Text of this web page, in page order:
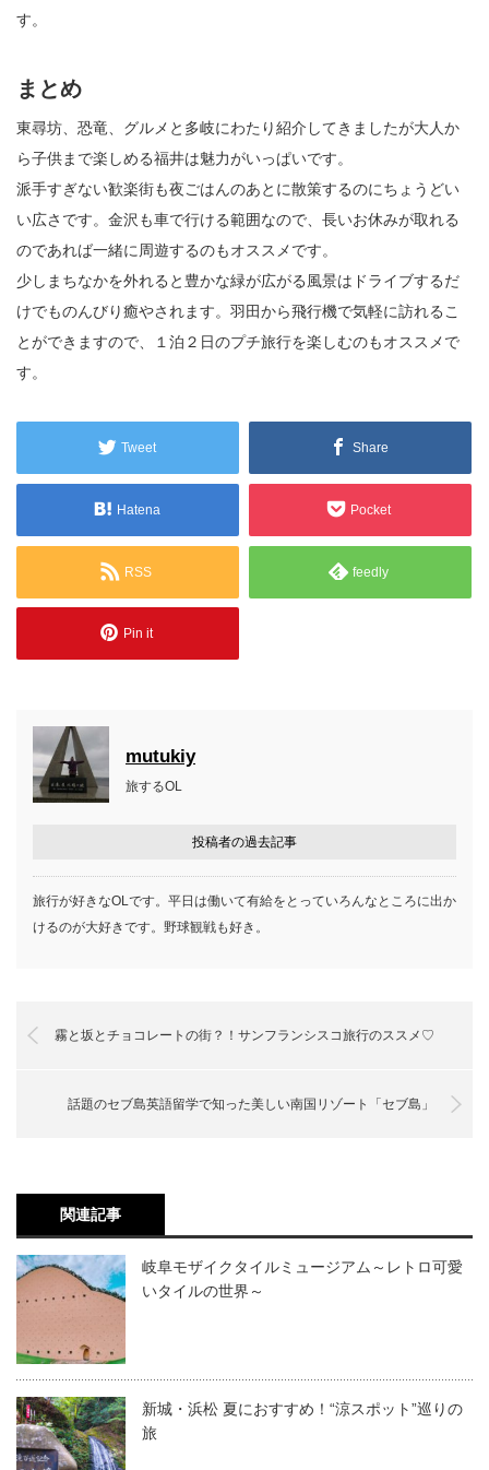
す。
まとめ
東尋坊、恐竜、グルメと多岐にわたり紹介してきましたが大人か
ら子供まで楽しめる福井は魅力がいっぱいです。
派手すぎない歓楽街も夜ごはんのあとに散策するのにちょうどい
い広さです。金沢も車で行ける範囲なので、長いお休みが取れる
のであれば一緒に周遊するのもオススメです。
少しまちなかを外れると豊かな緑が広がる風景はドライブするだ
けでものんびり癒やされます。羽田から飛行機で気軽に訪れるこ
とができますので、１泊２日のプチ旅行を楽しむのもオススメで
す。
Tweet Share
Hatena Pocket
RSS feedly
Pin it
mutukiy
旅するOL
投稿者の過去記事
旅行が好きなOLです。平日は働いて有給をとっていろんなところに出か
けるのが大好きです。野球観戦も好き。
霧と坂とチョコレートの街？！サンフランシスコ旅行のススメ♡
話題のセブ島英語留学で知った美しい南国リゾート「セブ島」
関連記事
岐阜モザイクタイルミュージアム～レトロ可愛
いタイルの世界～
新城・浜松 夏におすすめ！“涼スポット”巡りの
旅